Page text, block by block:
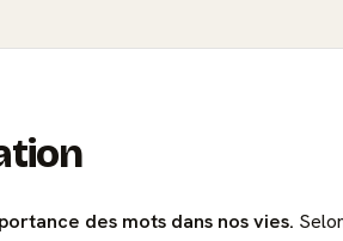
des mots dans nos vies.